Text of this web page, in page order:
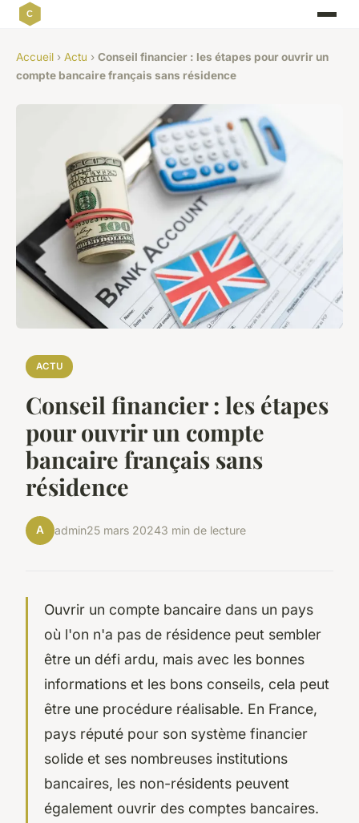
Accueil › Actu › Conseil financier : les étapes pour ouvrir un
compte bancaire français sans résidence
ACTU
Conseil financier : les étapes
pour ouvrir un compte
bancaire français sans
résidence
A admin25 mars 20243 min de lecture
Ouvrir un compte bancaire dans un pays
où l'on n'a pas de résidence peut sembler
être un défi ardu, mais avec les bonnes
informations et les bons conseils, cela peut
être une procédure réalisable. En France,
pays réputé pour son système financier
solide et ses nombreuses institutions
bancaires, les non-résidents peuvent
également ouvrir des comptes bancaires.